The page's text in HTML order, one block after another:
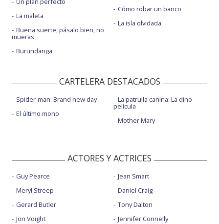
La maleta
Buena suerte, pásalo bien, no
mueras
Burundanga
Cómo robar un banco
La isla olvidada
CARTELERA DESTACADOS
Spider-man: Brand new day
El último mono
La patrulla canina: La dino
película
Mother Mary
ACTORES Y ACTRICES
Guy Pearce
Meryl Streep
Gerard Butler
Jon Voight
Jean Smart
Daniel Craig
Tony Dalton
Jennifer Connelly